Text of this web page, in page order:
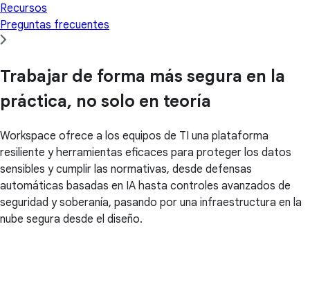
Recursos
Preguntas frecuentes
Trabajar de forma más segura en la
práctica, no solo en teoría
Workspace ofrece a los equipos de TI una plataforma
resiliente y herramientas eficaces para proteger los datos
sensibles y cumplir las normativas, desde defensas
automáticas basadas en IA hasta controles avanzados de
seguridad y soberanía, pasando por una infraestructura en la
nube segura desde el diseño.